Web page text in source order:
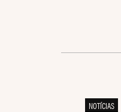
NOTÍCIAS